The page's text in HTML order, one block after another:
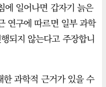
에 일어나면 갑자기 늙은
연구에 따르면 일부 과학
되지 않는다고 주장합니
한 과학적 근거가 있을 수